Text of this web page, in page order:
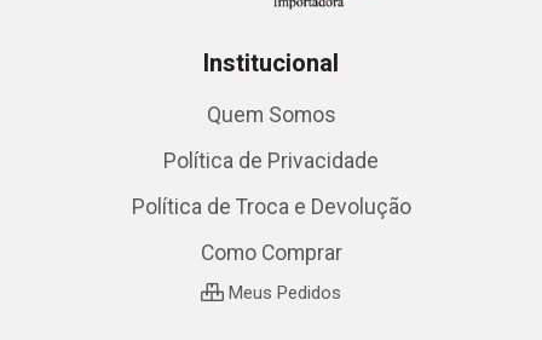
Institucional
Quem Somos
Política de Privacidade
Política de Troca e Devolução
Como Comprar
Meus Pedidos